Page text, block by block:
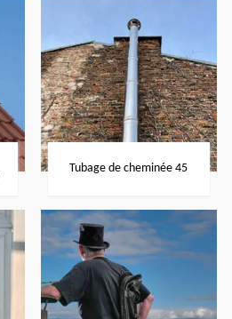
Tubage de cheminée 45